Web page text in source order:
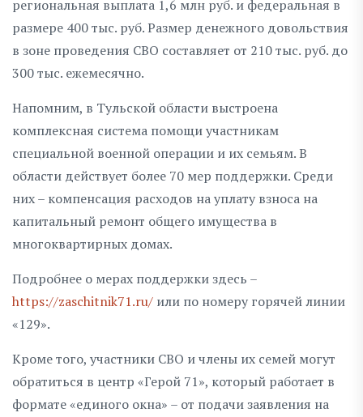
региональная выплата 1,6 млн руб. и федеральная в
размере 400 тыс. руб. Размер денежного довольствия
в зоне проведения СВО составляет от 210 тыс. руб. до
300 тыс. ежемесячно.
Напомним, в Тульской области выстроена
комплексная система помощи участникам
специальной военной операции и их семьям. В
области действует более 70 мер поддержки. Среди
них – компенсация расходов на уплату взноса на
капитальный ремонт общего имущества в
многоквартирных домах.
Подробнее о мерах поддержки здесь –
https://zaschitnik71.ru/ или по номеру горячей линии
«129».
Кроме того, участники СВО и члены их семей могут
обратиться в центр «Герой 71», который работает в
формате «единого окна» – от подачи заявления на